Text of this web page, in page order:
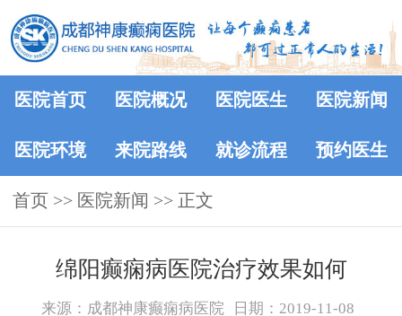
医院首页 医院概况 医院医生 医院新闻
医院环境 来院路线 就诊流程 预约医生
首页 >> 医院新闻 >> 正文
绵阳癫痫病医院治疗效果如何
来源：成都神康癫痫病医院 日期：2019-11-08